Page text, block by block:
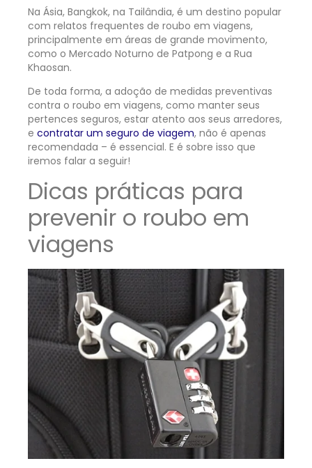
Na Ásia, Bangkok, na Tailândia, é um destino popular
com relatos frequentes de roubo em viagens,
principalmente em áreas de grande movimento,
como o Mercado Noturno de Patpong e a Rua
Khaosan.
De toda forma, a adoção de medidas preventivas
contra o roubo em viagens, como manter seus
pertences seguros, estar atento aos seus arredores,
e contratar um seguro de viagem, não é apenas
recomendada – é essencial. E é sobre isso que
iremos falar a seguir!
Dicas práticas para
prevenir o roubo em
viagens